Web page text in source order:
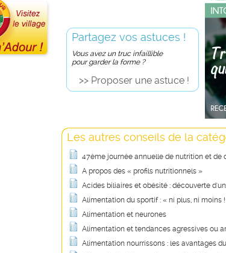
Partagez vos astuces !
Vous avez un truc infaillible
pour garder la forme ?
>> Proposer une astuce !
Les autres conseils de la
47ème journée annuelle de nutrition et de
A propos des « profils nutritionnels »
Acides biliaires et obésité : découverte
Alimentation du sportif : « ni plus, ni moins
Alimentation et neurones
Alimentation et tendances agressives ou
Alimentation nourrissons : les avantages